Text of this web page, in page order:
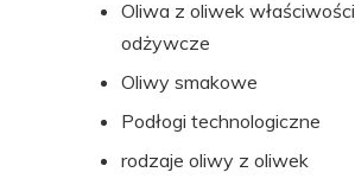
Oliwa z oliwek właściwości
odżywcze
Oliwy smakowe
Podłogi technologiczne
rodzaje oliwy z oliwek